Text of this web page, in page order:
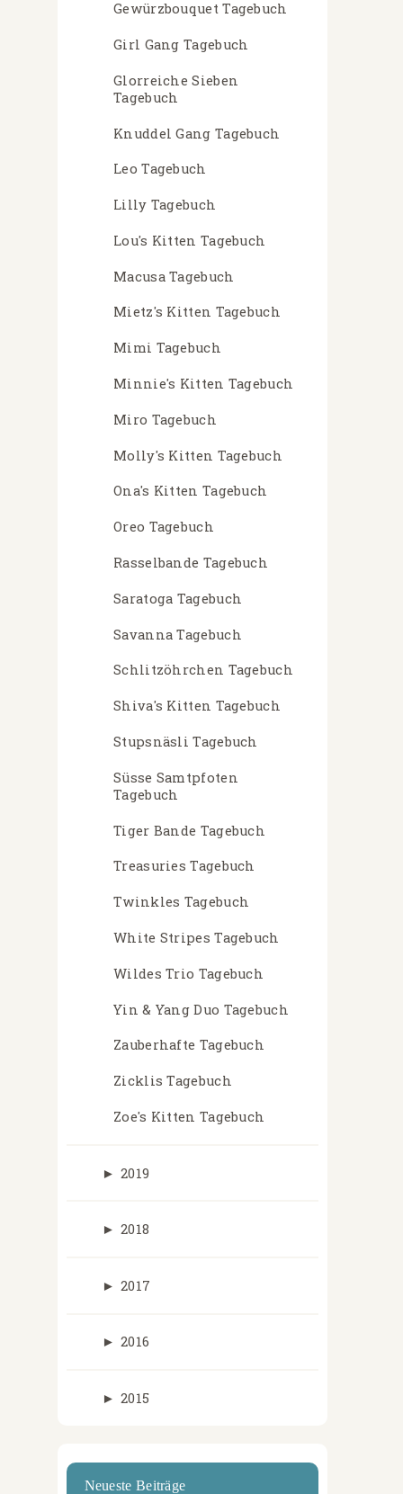
Gewürzbouquet Tagebuch
Girl Gang Tagebuch
Glorreiche Sieben
Tagebuch
Knuddel Gang Tagebuch
Leo Tagebuch
Lilly Tagebuch
Lou's Kitten Tagebuch
Macusa Tagebuch
Mietz's Kitten Tagebuch
Mimi Tagebuch
Minnie's Kitten Tagebuch
Miro Tagebuch
Molly's Kitten Tagebuch
Ona's Kitten Tagebuch
Oreo Tagebuch
Rasselbande Tagebuch
Saratoga Tagebuch
Savanna Tagebuch
Schlitzöhrchen Tagebuch
Shiva's Kitten Tagebuch
Stupsnäsli Tagebuch
Süsse Samtpfoten
Tagebuch
Tiger Bande Tagebuch
Treasuries Tagebuch
Twinkles Tagebuch
White Stripes Tagebuch
Wildes Trio Tagebuch
Yin & Yang Duo Tagebuch
Zauberhafte Tagebuch
Zicklis Tagebuch
Zoe's Kitten Tagebuch
► 2019
► 2018
► 2017
► 2016
► 2015
Neueste Beiträge